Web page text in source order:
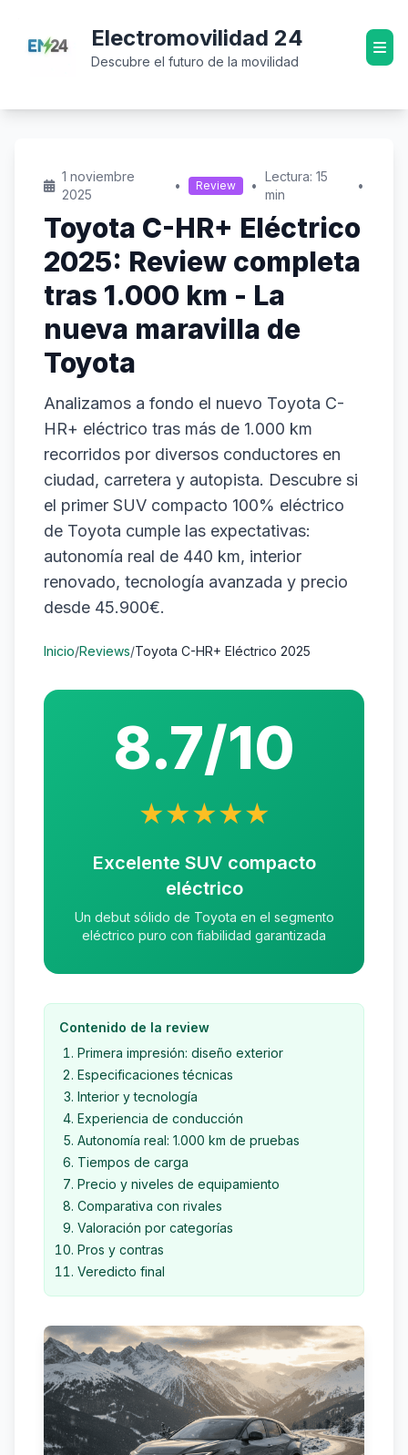
Electromovilidad 24
Descubre el futuro de la movilidad
1 noviembre
2025
• Review •
Lectura: 15
min
•
Toyota C-HR+ Eléctrico
2025: Review completa
tras 1.000 km - La
nueva maravilla de
Toyota
Analizamos a fondo el nuevo Toyota C-
HR+ eléctrico tras más de 1.000 km
recorridos por diversos conductores en
ciudad, carretera y autopista. Descubre si
el primer SUV compacto 100% eléctrico
de Toyota cumple las expectativas:
autonomía real de 440 km, interior
renovado, tecnología avanzada y precio
desde 45.900€.
Inicio/Reviews/Toyota C-HR+ Eléctrico 2025
8.7/10
★★★★★
Excelente SUV compacto
eléctrico
Un debut sólido de Toyota en el segmento
eléctrico puro con fiabilidad garantizada
Contenido de la review
Primera impresión: diseño exterior
Especificaciones técnicas
Interior y tecnología
Experiencia de conducción
Autonomía real: 1.000 km de pruebas
Tiempos de carga
Precio y niveles de equipamiento
Comparativa con rivales
Valoración por categorías
Pros y contras
Veredicto final